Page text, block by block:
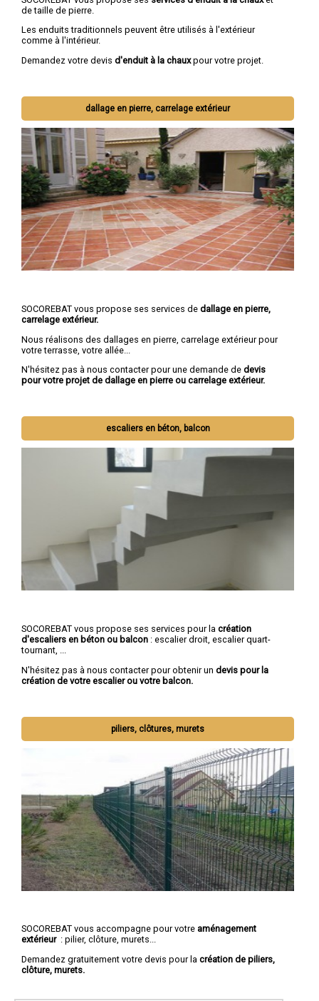
de taille de pierre.
Les enduits traditionnels peuvent être utilisés à l'extérieur
comme à l'intérieur.
Demandez votre devis d'enduit à la chauxpour votre projet.
dallage en pierre, carrelage extérieur
SOCOREBAT vous propose ses services de dallage en pierre,
carrelage extérieur.
Nous réalisons des dallages en pierre, carrelage extérieur pour
votre terrasse, votre allée...
N'hésitez pas à nous contacter pour une demande de devis
pour votre projet de dallage en pierre ou carrelage extérieur.
escaliers en béton, balcon
SOCOREBAT vous propose ses services pour la création
d'escaliers en béton ou balcon : escalier droit, escalier quart-
tournant, ...
N'hésitez pas à nous contacter pour obtenir un devis pour la
création de votre escalier ou votre balcon.
piliers, clôtures, murets
SOCOREBAT vous accompagne pour votre aménagement
extérieur : pilier, clôture, murets...
Demandez gratuitement votre devis pour la création de piliers,
clôture, murets.